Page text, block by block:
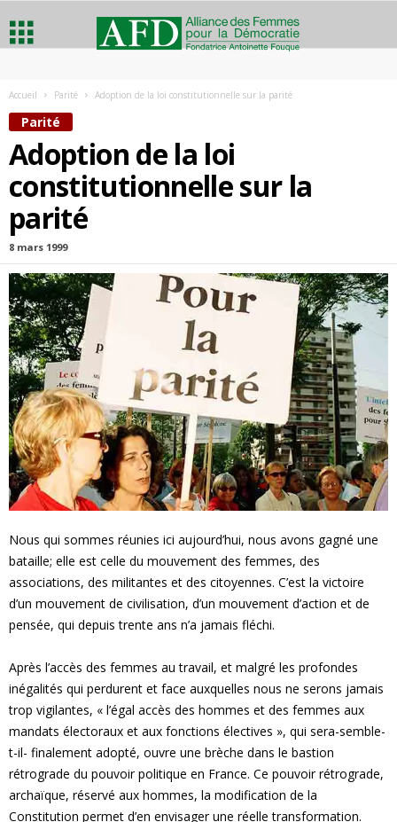
Accueil Parité Adoption de la loi constitutionnelle sur la parité
Parité
Adoption de la loi
constitutionnelle sur la
parité
8 mars 1999
Nous qui sommes réunies ici aujourd’hui, nous avons gagné une
bataille; elle est celle du mouvement des femmes, des
associations, des militantes et des citoyennes. C’est la victoire
d’un mouvement de civilisation, d’un mouvement d’action et de
pensée, qui depuis trente ans n’a jamais fléchi.
Après l’accès des femmes au travail, et malgré les profondes
inégalités qui perdurent et face auxquelles nous ne serons jamais
trop vigilantes, « l’égal accès des hommes et des femmes aux
mandats électoraux et aux fonctions électives », qui sera-semble-
t-il- finalement adopté, ouvre une brèche dans le bastion
rétrograde du pouvoir politique en France. Ce pouvoir rétrograde,
archaïque, réservé aux hommes, la modification de la
Constitution permet d’en envisager une réelle transformation.